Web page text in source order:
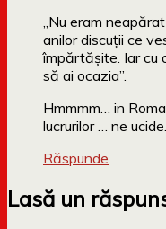
„Nu eram
anilor discuții ce
împărtășite. Iar cu
să ai ocazia”.
Hmmmm… in
lucrurilor … ne
Răspunde
Lasă un